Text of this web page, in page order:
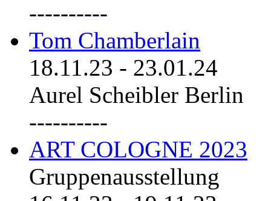
----------
Tom Chamberlain
18.11.23 - 23.01.24
Aurel Scheibler Berlin
----------
ART COLOGNE 2023
Gruppenausstellung